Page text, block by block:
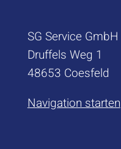
SG Service GmbH
Druffels Weg 1
48653 Coesfeld
Navigation starten